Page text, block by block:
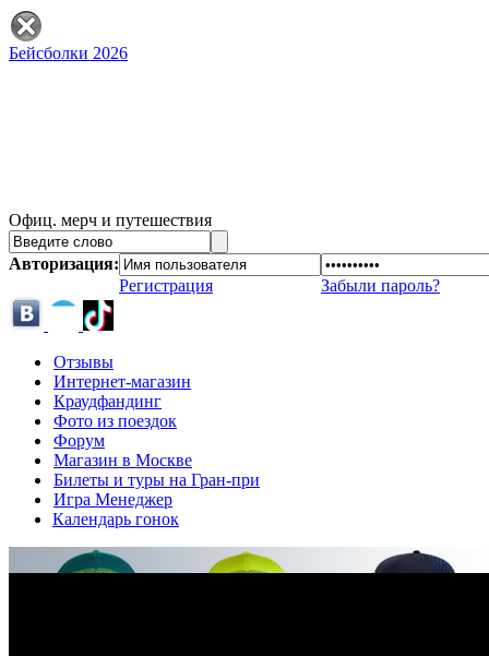
Бейсболки 2026
Офиц. мерч и путешествия
Авторизация:
Регистрация
Забыли пароль?
Отзывы
Интернет-магазин
Краудфандинг
Фото из поездок
Форум
Магазин в Москве
Билеты и туры на Гран-при
Игра Менеджер
Календарь гонок